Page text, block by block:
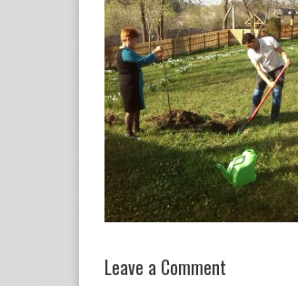
Leave a Comment